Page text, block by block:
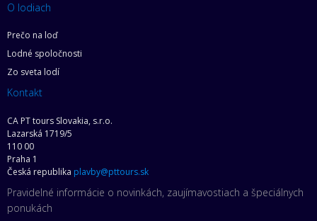
O lodiach
Prečo na loď
Lodné spoločnosti
Zo sveta lodí
Kontakt
CA PT tours Slovakia, s.r.o.
Lazarská 1719/5
110 00
Praha 1
Česká republika plavby@pttours.sk
Pravidelné informácie o novinkách, zaujímavostiach a špeciálnych
ponukách